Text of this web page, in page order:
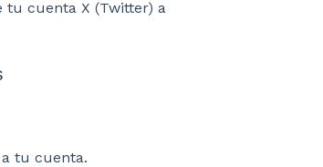
cuenta X (Twitter) a
a tu cuenta.